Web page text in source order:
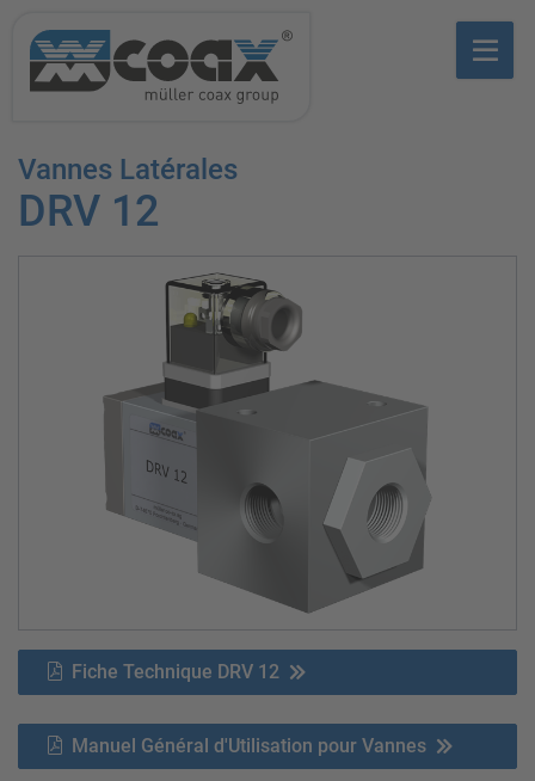
Vannes Latérales
DRV 12
Fiche Technique DRV 12
Manuel Général d'Utilisation pour Vannes